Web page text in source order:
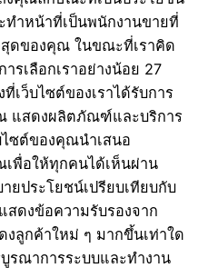
ำหน้าที่เป็นพนักงานขายที่
ดของคุณ ในขณะที่เราคิด
รเลือกเราอย่างน้อย 27
เว็บไซต์ของเราได้รับการ
แสดงผลิตภัณฑ์และบริการ
ซต์ของคุณนำเสนอ
พื่อให้ทุกคนได้เห็นผ่าน
ยประโยชน์เปรียบเทียบกับ
ดงข้อความรับรองจาก
ลูกค้าใหม่ ๆ มากขึ้นเท่าใด
รณาการระบบและทำงาน